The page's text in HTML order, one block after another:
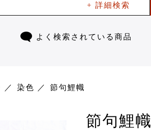
+ 詳細検索
よく検索されている商品
染色 節句鯉幟
節句鯉幟